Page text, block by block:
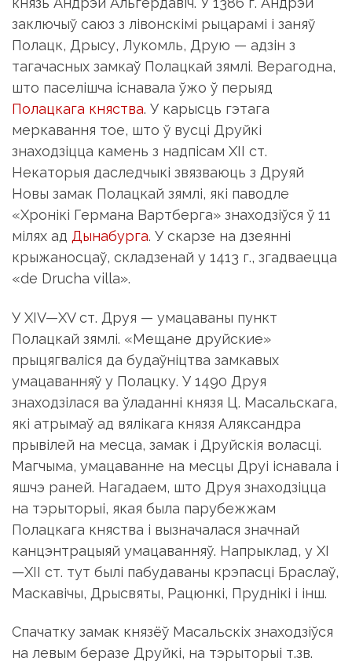
заключыў саюз з лівонскімі рыцарамі і заняў
Полацк, Дрысу, Лукомль, Друю — адзін з
тагачасных замкаў Полацкай зямлі. Верагодна,
што паселішча існавала ўжо ў перыяд
Полацкага княства. У карысць гэтага
меркавання тое, што ў вусці Друйкі
знаходзіцца камень з надпісам XII ст.
Некаторыя даследчыкі звязваюць з Друяй
Новы замак Полацкай зямлі, які паводле
«Хронікі Германа Вартберга» знаходзіўся ў 11
мілях ад Дынабурга. У скарзе на дзеянні
крыжаносцаў, складзенай у 1413 г., згадваецца
«de Drucha villa».
У XIV—XV ст. Друя — умацаваны пункт
Полацкай зямлі. «Мещане друйские»
прыцягваліся да будаўніцтва замкавых
умацаванняў у Полацку. У 1490 Друя
знаходзілася ва ўладанні князя Ц. Масальскага,
які атрымаў ад вялікага князя Аляксандра
прывілей на месца, замак і Друйскія воласці.
Магчыма, умацаванне на месцы Друі існавала і
яшчэ раней. Нагадаем, што Друя знаходзіцца
на тэрыторыі, якая была парубежжам
Полацкага княства і вызначалася значнай
канцэнтрацыяй умацаванняў. Напрыклад, у XI
—XII ст. тут былі пабудаваны крэпасці Браслаў,
Маскавічы, Дрысвяты, Рацюнкі, Пруднікі і інш.
Спачатку замак князёў Масальскіх знаходзіўся
на левым беразе Друйкі, на тэрыторыі т.зв.